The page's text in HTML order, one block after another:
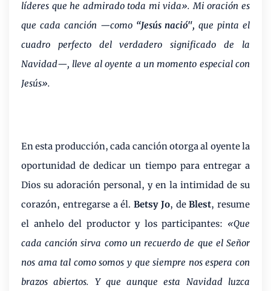
líderes que he admirado toda mi vida». Mi oración es
que cada canción —como “Jesús nació",que pinta el
cuadro perfecto del verdadero significado de la
Navidad—, lleve al oyente a un momento especial con
Jesús».
En esta producción, cada canción otorga al oyente la
oportunidad de dedicar un tiempo para entregar a
Dios su adoración personal, y en la intimidad de su
corazón, entregarse a él. Betsy Jo, deBlest, resume
el anhelo del productor y los participantes: «Que
cada canción sirva como un recuerdo de que el Señor
nos ama tal como somos y que siempre nos espera con
brazos abiertos. Y que aunque esta Navidad luzca